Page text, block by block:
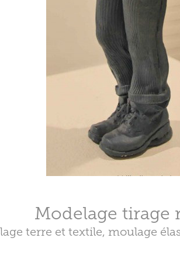
Modelage tirage
terre et textile, moulage